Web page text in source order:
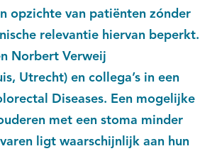
opzichte van patiënten zónder
relevantie hiervan beperkt.
Norbert Verweij
Utrecht) en collega’s in een
Diseases. Een mogelijke
met een stoma minder
ligt waarschijnlijk aan hun